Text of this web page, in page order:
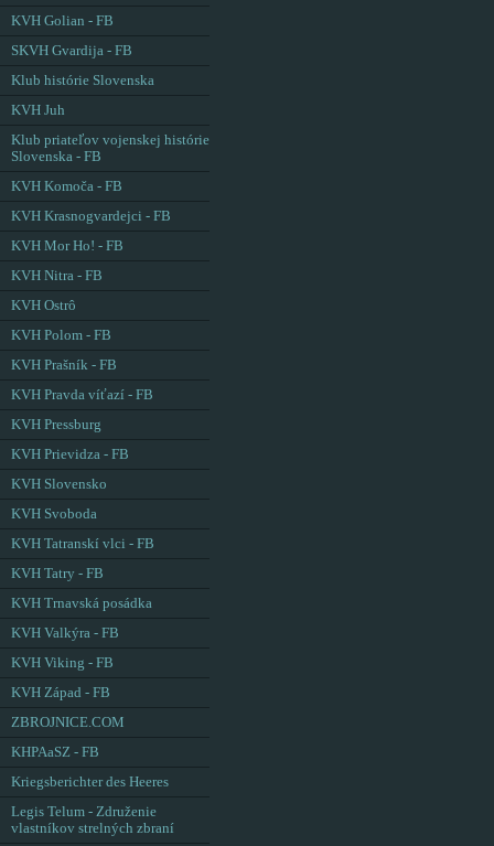
KVH Golian - FB
SKVH Gvardija - FB
Klub histórie Slovenska
KVH Juh
Klub priateľov vojenskej histórie
Slovenska - FB
KVH Komoča - FB
KVH Krasnogvardejci - FB
KVH Mor Ho! - FB
KVH Nitra - FB
KVH Ostrô
KVH Polom - FB
KVH Prašník - FB
KVH Pravda víťazí - FB
KVH Pressburg
KVH Prievidza - FB
KVH Slovensko
KVH Svoboda
KVH Tatranskí vlci - FB
KVH Tatry - FB
KVH Trnavská posádka
KVH Valkýra - FB
KVH Viking - FB
KVH Západ - FB
ZBROJNICE.COM
KHPAaSZ - FB
Kriegsberichter des Heeres
Legis Telum - Združenie
vlastníkov strelných zbraní